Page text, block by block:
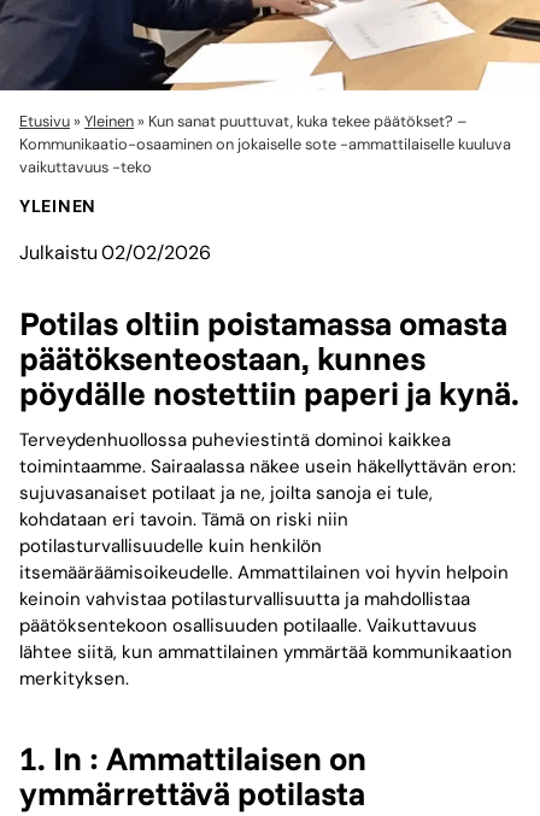
Etusivu » Yleinen » Kun sanat puuttuvat, kuka tekee päätökset? –
Kommunikaatio-osaaminen on jokaiselle sote -ammattilaiselle kuuluva
vaikuttavuus -teko
YLEINEN
Julkaistu02/02/2026
Potilas oltiin poistamassa omasta
päätöksenteostaan, kunnes
pöydälle nostettiin paperi ja kynä.
Terveydenhuollossa puheviestintä dominoi kaikkea
toimintaamme. Sairaalassa näkee usein häkellyttävän eron:
sujuvasanaiset potilaat ja ne, joilta sanoja ei tule,
kohdataan eri tavoin. Tämä on riski niin
potilasturvallisuudelle kuin henkilön
itsemääräämisoikeudelle. Ammattilainen voi hyvin helpoin
keinoin vahvistaa potilasturvallisuutta ja mahdollistaa
päätöksentekoon osallisuuden potilaalle. Vaikuttavuus
lähtee siitä, kun ammattilainen ymmärtää kommunikaation
merkityksen.
1. In : Ammattilaisen on
ymmärrettävä potilasta